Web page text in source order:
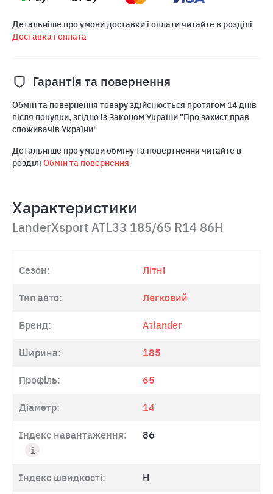
Детальніше про умови доставки і оплати читайте в розділі
Доставка і оплата
Гарантія та повернення
Обмін та повернення товару здійснюється протягом 14 днів
після покупки, згідно із Законом України "Про захист прав
споживачів України"
Детальніше про умови обміну та повертнення читайте в
розділі Обмін та повернення
Характеристики
LanderXsport ATL33 185/65 R14 86H
Сезон: Літні
Тип авто: Легковий
Бренд: Atlander
Ширина: 185
Профіль: 65
Діаметр: 14
Індекс навантаження: 86
Індекс швидкості: H